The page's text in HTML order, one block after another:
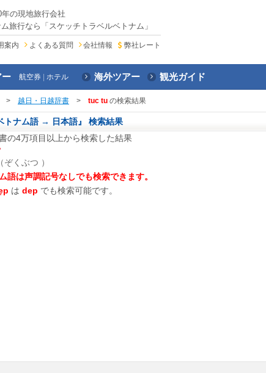
年の現地旅行会社
旅行なら「スケッチトラベルベトナム」
案内 よくある質問 会社情報 弊社レート
ー 航空券 ホテル 海外ツアー 観光ガイド
> 越日・日越辞書 > tuc tu の検索結果
トナム語 → 日本語』 検索結果
の4万項目以上から検索した結果
ぞくぶつ ）
語は声調記号なしでも検索できます。
は dep でも検索可能です。